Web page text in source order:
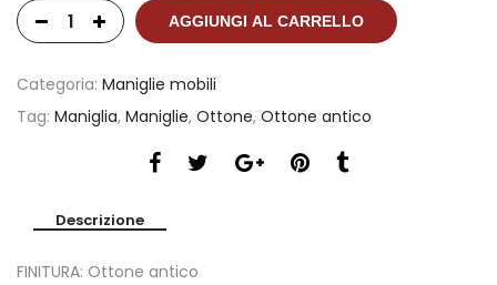
AGGIUNGI AL CARRELLO
Categoria: Maniglie mobili
Tag: Maniglia, Maniglie, Ottone, Ottone antico
Descrizione
FINITURA: Ottone antico